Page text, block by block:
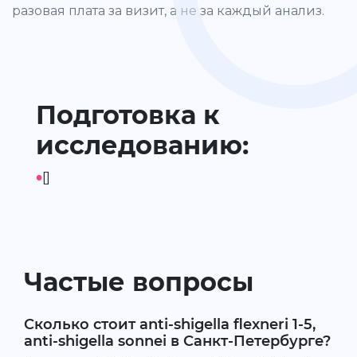
разовая плата за визит, а не за каждый анализ.
Подготовка к
исследованию:
•[]
Частые вопросы
Сколько стоит anti-shigella flexneri 1-5,
anti-shigella sonnei в Санкт-Петербурге?